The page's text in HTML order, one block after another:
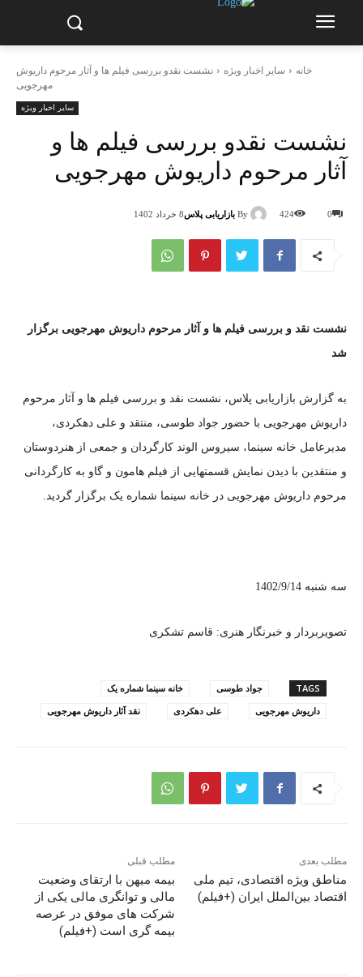
خانه سایر اخبار ویژه
نشست نقدو بررسی فیلم ها و آثار مرحوم داریوش
مهرجویی
سایر اخبار ویژه
نشست نقدو بررسی فیلم ها و
آثار مرحوم داریوش مهرجویی
By بازاریابی پلاس8 خرداد 1402 0
424
نشست نقد و بررسی فیلم ها و آثار مرحوم داریوش مهرجویی برگزار
شد
به گزارش بازاریابی پلاس، نشست نقد و بررسی فیلم ها و آثار مرحوم
داریوش مهرجویی با حضور جواد طوسی، منتقد و علی دهکردی،
مدیرعامل خانه سینما، سیروس الوند کارگردان و جمعی از هنردوستان
و منتقدین با دیدن نمایش قسمتهایی از فیلم هامون و گاو به کارگردانی
مرحوم داریوش مهرجویی در خانه سینما شماره یک برگزار گردید.
سه شنبه 1402/9/14
تصویربردار و خبرنگار هنری: قاسم تشکری
TAGS جواد طوسی
خانه سینما شماره یک
داریوش مهرجویی
علی دهکردی نقد آثار داریوش مهرجویی
مطلب قبلی
بیمه میهن با ارتقای وضعیت
مالی و توانگری مالی یکی از
شرکت های موفق در عرصه
بیمه گری است (+فیلم)
مطلب بعدی
مناطق ویژه اقتصادی، تیم ملی
اقتصاد بین‌الملل ایران (+فیلم)